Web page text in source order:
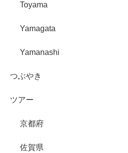
Toyama
Yamagata
Yamanashi
つぶやき
ツアー
京都府
佐賀県